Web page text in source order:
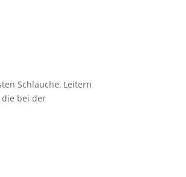
Schläuche, Leitern
die bei der